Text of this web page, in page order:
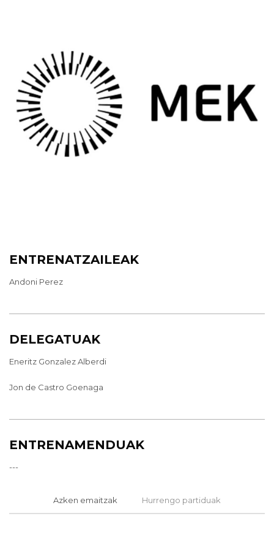
ENTRENATZAILEAK
Andoni Perez
DELEGATUAK
Eneritz Gonzalez Alberdi
Jon de Castro Goenaga
ENTRENAMENDUAK
---
Azken emaitzak Hurrengo partiduak